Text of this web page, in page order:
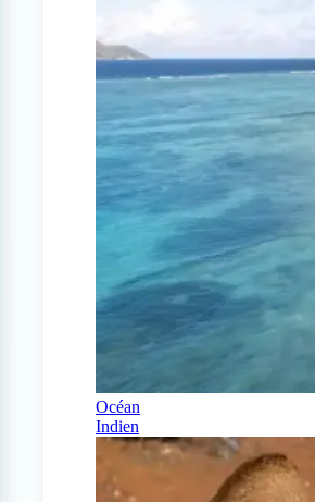
Océan
Indien